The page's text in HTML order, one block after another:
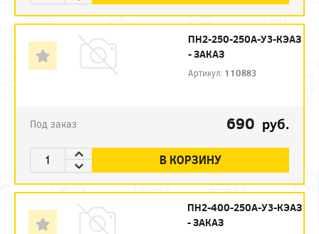
ПН2-250-250А-У3-КЭАЗ
- ЗАКАЗ
Артикул: 110883
Под заказ 690 руб.
В КОРЗИНУ
ПН2-400-250А-У3-КЭАЗ
- ЗАКАЗ